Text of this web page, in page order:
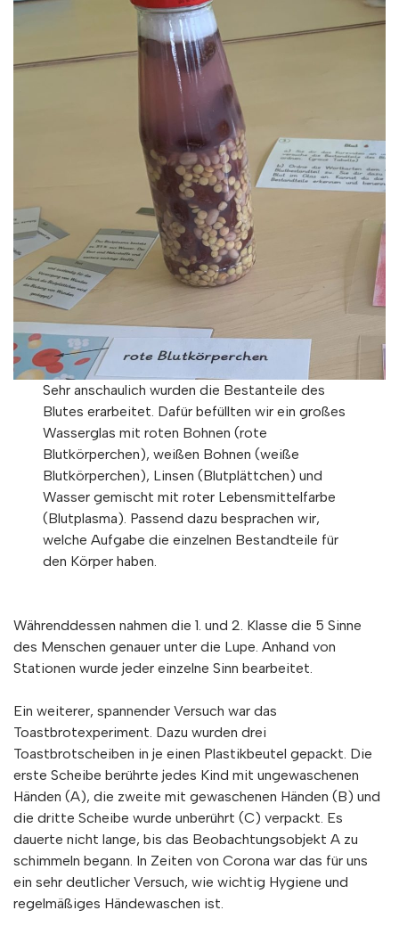
Sehr anschaulich wurden die Bestanteile des
Blutes erarbeitet. Dafür befüllten wir ein großes
Wasserglas mit roten Bohnen (rote
Blutkörperchen), weißen Bohnen (weiße
Blutkörperchen), Linsen (Blutplättchen) und
Wasser gemischt mit roter Lebensmittelfarbe
(Blutplasma). Passend dazu besprachen wir,
welche Aufgabe die einzelnen Bestandteile für
den Körper haben.
Währenddessen nahmen die 1. und 2. Klasse die 5 Sinne
des Menschen genauer unter die Lupe. Anhand von
Stationen wurde jeder einzelne Sinn bearbeitet.
Ein weiterer, spannender Versuch war das
Toastbrotexperiment. Dazu wurden drei
Toastbrotscheiben in je einen Plastikbeutel gepackt. Die
erste Scheibe berührte jedes Kind mit ungewaschenen
Händen (A), die zweite mit gewaschenen Händen (B) und
die dritte Scheibe wurde unberührt (C) verpackt. Es
dauerte nicht lange, bis das Beobachtungsobjekt A zu
schimmeln begann. In Zeiten von Corona war das für uns
ein sehr deutlicher Versuch, wie wichtig Hygiene und
regelmäßiges Händewaschen ist.